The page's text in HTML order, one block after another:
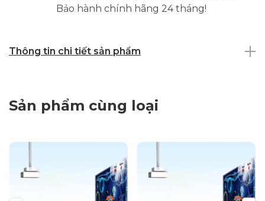
Bảo hành chính hãng 24 tháng!
Thông tin chi tiết sản phẩm
Sản phẩm cùng loại